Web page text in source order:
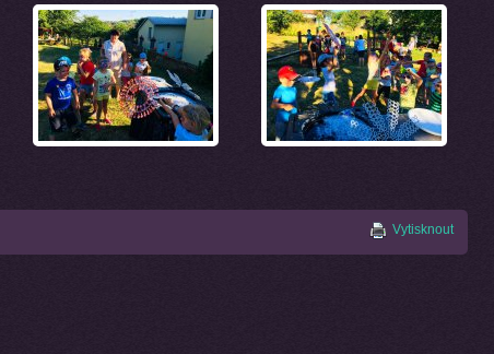
Vytisknout